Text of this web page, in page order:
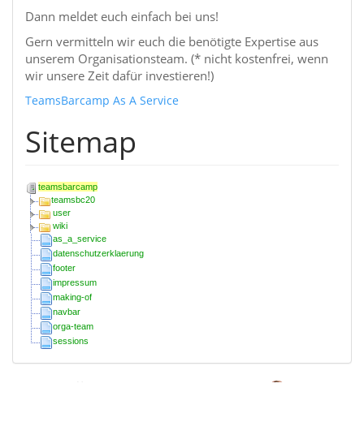
Dann meldet euch einfach bei uns!
Gern vermitteln wir euch die benötigte Expertise aus
unserem Organisationsteam. (* nicht kostenfrei, wenn
wir unsere Zeit dafür investieren!)
TeamsBarcamp As A Service
Sitemap
teamsbarcamp
teamsbc20
user
wiki
as_a_service
datenschutzerklaerung
footer
impressum
making-of
navbar
orga-team
sessions